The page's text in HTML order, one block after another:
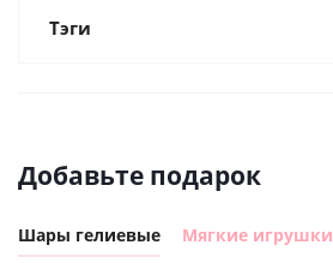
Тэги
Добавьте подарок
Шары гелиевые Мягкие игрушки